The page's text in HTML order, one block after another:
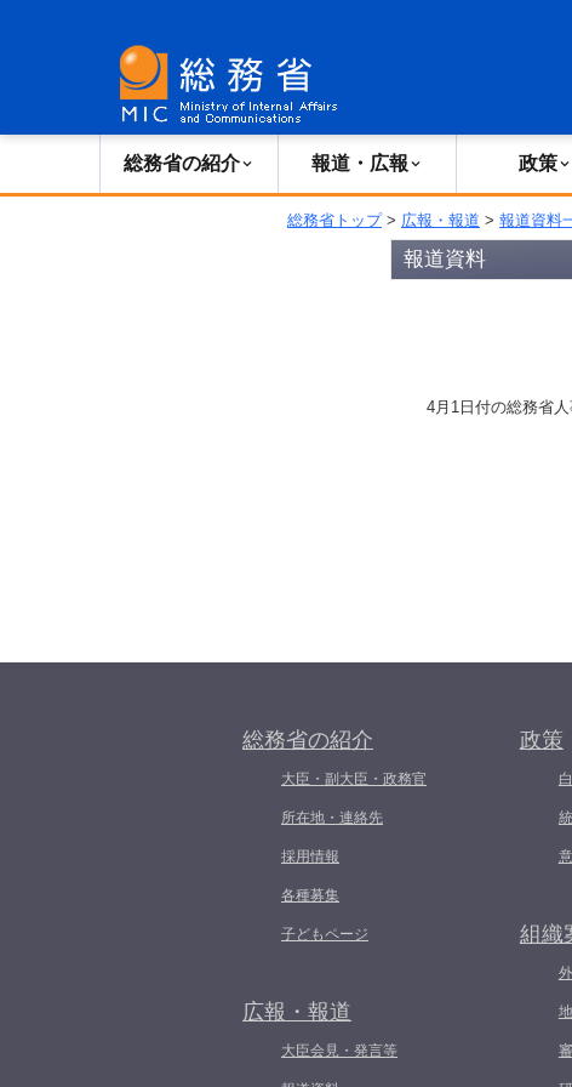
総務省の紹介 報道・広報 政策
総務省トップ> 広報・報道 > 報道資料
報道資料
4月1日付の総務省人
総務省の紹介
大臣・副大臣・政務官
所在地・連絡先
採用情報
各種募集
子どもページ
広報・報道
大臣会見・発言等
政策
組織